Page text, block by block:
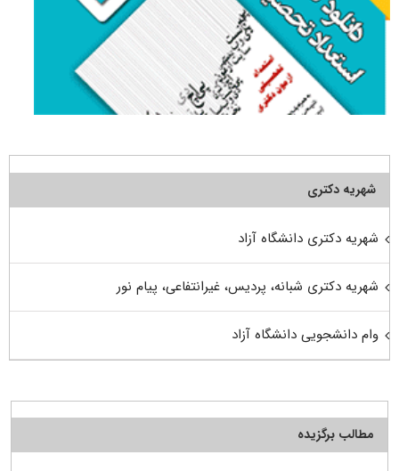
شهریه دکتری
شهریه دکتری دانشگاه آزاد
شهریه دکتری شبانه، پردیس، غیرانتفاعی، پیام نور
وام دانشجویی دانشگاه آزاد
مطالب برگزیده